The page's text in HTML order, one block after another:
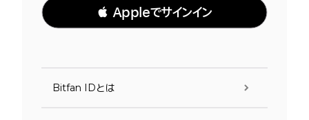
 Appleでサインイン
Bitfan IDとは